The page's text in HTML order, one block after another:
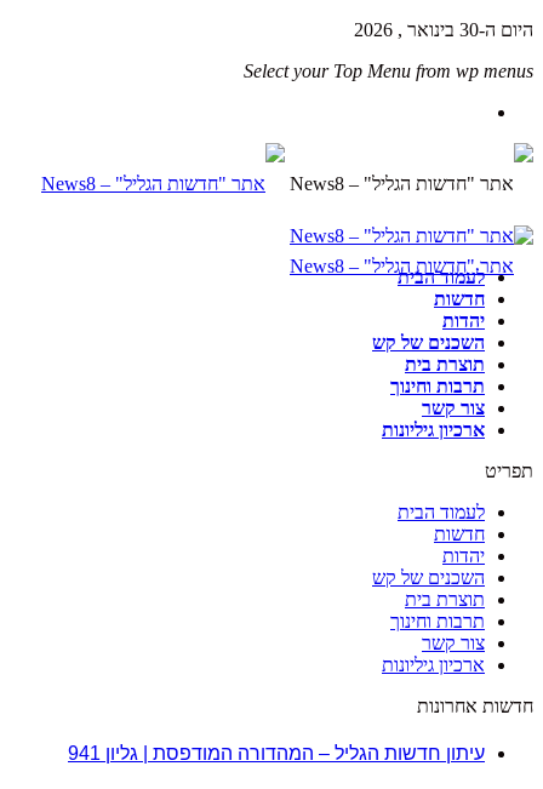
היום ה-30 בינואר , 2026
Select your Top Menu from wp menus
לעמוד הבית
חדשות
יהדות
השכנים של קש
תוצרת בית
תרבות וחינוך
צור קשר
ארכיון גיליונות
תפריט
לעמוד הבית
חדשות
יהדות
השכנים של קש
תוצרת בית
תרבות וחינוך
צור קשר
ארכיון גיליונות
חדשות אחרונות
עיתון חדשות הגליל – המהדורה המודפסת | גליון 941